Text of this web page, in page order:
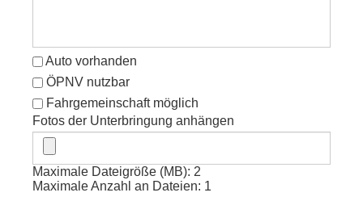
Auto vorhanden
ÖPNV nutzbar
Fahrgemeinschaft möglich
Fotos der Unterbringung anhängen
Maximale Dateigröße (MB): 2
Maximale Anzahl an Dateien: 1